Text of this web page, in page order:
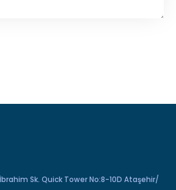
Sk. Quick Tower No:8-10D Ataşehir/